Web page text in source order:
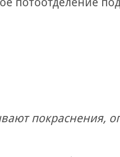
покраснения,